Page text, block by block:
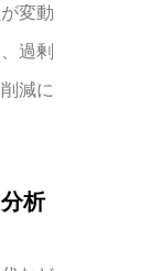
変動
過剰
減に
析